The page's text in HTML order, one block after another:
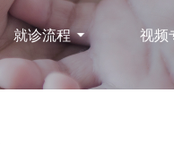
就诊流程 视频